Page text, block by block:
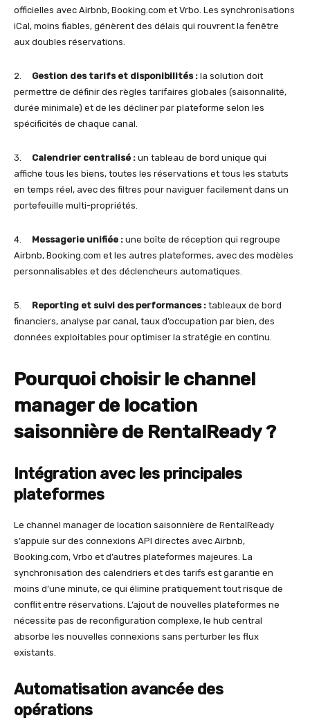
officielles avec Airbnb, Booking.com et Vrbo. Les synchronisations
iCal, moins fiables, génèrent des délais qui rouvrent la fenêtre
aux doubles réservations.
2. Gestion des tarifs et disponibilités : la solution doit
permettre de définir des règles tarifaires globales (saisonnalité,
durée minimale) et de les décliner par plateforme selon les
spécificités de chaque canal.
3. Calendrier centralisé : un tableau de bord unique qui
affiche tous les biens, toutes les réservations et tous les statuts
en temps réel, avec des filtres pour naviguer facilement dans un
portefeuille multi-propriétés.
4. Messagerie unifiée : une boîte de réception qui regroupe
Airbnb, Booking.com et les autres plateformes, avec des modèles
personnalisables et des déclencheurs automatiques.
5. Reporting et suivi des performances : tableaux de bord
financiers, analyse par canal, taux d’occupation par bien, des
données exploitables pour optimiser la stratégie en continu.
Pourquoi choisir lechannel
manager de location
saisonnièrede RentalReady ?
Intégration avec les principales
plateformes
Le channel manager de location saisonnière de RentalReady
s’appuie sur des connexions API directes avec Airbnb,
Booking.com, Vrbo et d’autres plateformes majeures. La
synchronisation des calendriers et des tarifs est garantie en
moins d’une minute, ce qui élimine pratiquement tout risque de
conflit entre réservations. L’ajout de nouvelles plateformes ne
nécessite pas de reconfiguration complexe, le hub central
absorbe les nouvelles connexions sans perturber les flux
existants.
Automatisation avancée des
opérations